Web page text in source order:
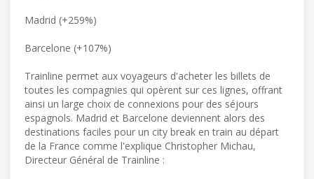
Madrid (+259%)
Barcelone (+107%)
Trainline permet aux voyageurs d'acheter les billets de
toutes les compagnies qui opèrent sur ces lignes, offrant
ainsi un large choix de connexions pour des séjours
espagnols. Madrid et Barcelone deviennent alors des
destinations faciles pour un city break en train au départ
de la France comme l'explique Christopher Michau,
Directeur Général de Trainline :